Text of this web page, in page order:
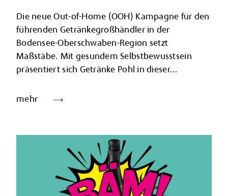
Die neue Out-of-Home (OOH) Kampagne für den
führenden Getränkegroßhändler in der
Bodensee-Oberschwaben-Region setzt
Maßstäbe. Mit gesundem Selbstbewusstsein
präsentiert sich Getränke Pohl in dieser...
mehr